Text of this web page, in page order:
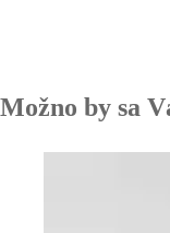
Možno by sa